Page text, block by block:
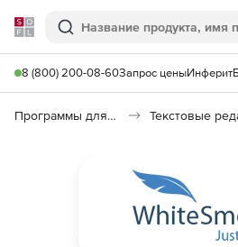
Softline
Поиск
8 (800) 200-08-60Запрос ценыИнферит
Программы для работы с текстом